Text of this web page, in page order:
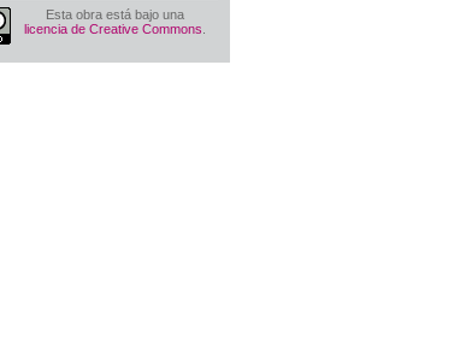
Esta obra está bajo una
licencia de Creative Commons